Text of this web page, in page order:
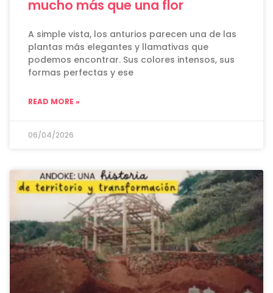
mucho más que una flor
A simple vista, los anturios parecen una de las
plantas más elegantes y llamativas que
podemos encontrar. Sus colores intensos, sus
formas perfectas y ese
READ MORE »
06/04/2026